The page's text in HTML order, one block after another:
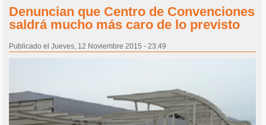
Denuncian que Centro de Convenciones
saldrá mucho más caro de lo previsto
Publicado el Jueves, 12 Noviembre 2015 - 23:49